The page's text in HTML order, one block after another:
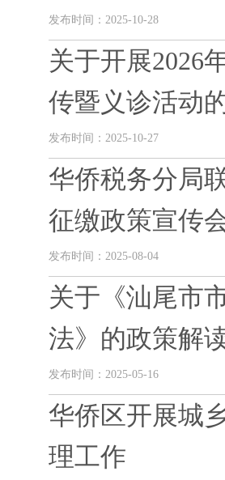
发布时间：2025-10-28
关于开展2026
传暨义诊活动
发布时间：2025-10-27
华侨税务分局
征缴政策宣传
发布时间：2025-08-04
关于《汕尾市
法》的政策解
发布时间：2025-05-16
华侨区开展城
理工作